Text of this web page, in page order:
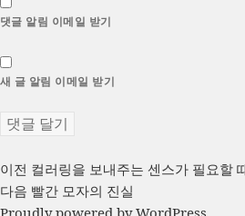
댓글 알림 이메일 받기
새 글 알림 이메일 받기
글
탐
이전 이
전
글:
컬러링을 보내주는 센스가 필요할
다음 다
음
빨간 모자의 진실
Proudly powered by WordPress